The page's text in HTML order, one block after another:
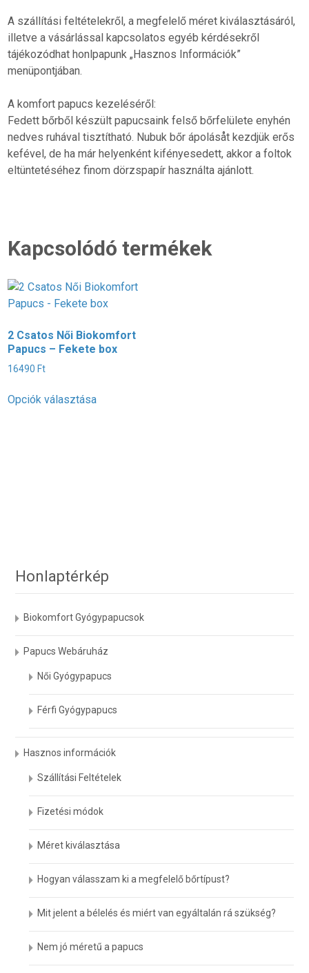
A szállítási feltételekről, a megfelelő méret kiválasztásáról,
illetve a vásárlással kapcsolatos egyéb kérdésekről
tájékozódhat honlpapunk „Hasznos Információk”
menüpontjában.
A komfort papucs kezeléséről:
Fedett bőrből készült papucsaink felső bőrfelülete enyhén
nedves ruhával tisztítható. Nubuk bőr ápolásåt kezdjük erős
kefével, de ha már helyenként kifényesedett, akkor a foltok
eltüntetéséhez finom dörzspapír használta ajánlott.
Kapcsolódó termékek
2 Csatos Női Biokomfort
Papucs – Fekete box
16490 Ft
Opciók választásaa
ki
Honlaptérkép
Biokomfort Gyógypapucsok
Papucs Webáruház
Női Gyógypapucs
Férfi Gyógypapucs
Hasznos információk
Szállítási Feltételek
Fizetési módok
Méret kiválasztása
Hogyan válasszam ki a megfelelő bőrtípust?
Mit jelent a bélelés és miért van egyáltalán rá szükség?
Nem jó méretű a papucs